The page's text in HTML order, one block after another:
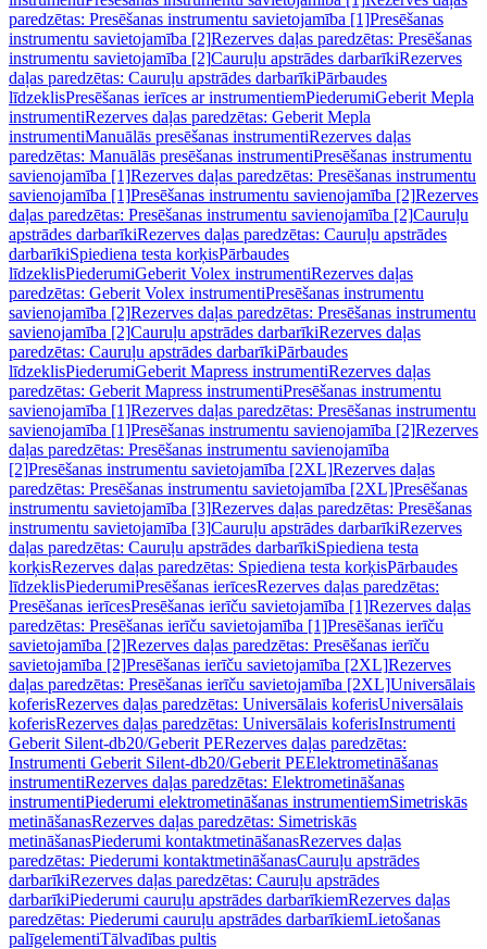
paredzētas: Presēšanas instrumentu savietojamība [1]Presēšanas
instrumentu savietojamība [2]Rezerves daļas paredzētas: Presēšanas
instrumentu savietojamība [2]Cauruļu apstrādes darbarīkiRezerves
daļas paredzētas: Cauruļu apstrādes darbarīkiPārbaudes
līdzeklisPresēšanas ierīces ar instrumentiemPiederumiGeberit Mepla
instrumentiRezerves daļas paredzētas: Geberit Mepla
instrumentiManuālās presēšanas instrumentiRezerves daļas
paredzētas: Manuālās presēšanas instrumentiPresēšanas instrumentu
savienojamība [1]Rezerves daļas paredzētas: Presēšanas instrumentu
savienojamība [1]Presēšanas instrumentu savienojamība [2]Rezerves
daļas paredzētas: Presēšanas instrumentu savienojamība [2]Cauruļu
apstrādes darbarīkiRezerves daļas paredzētas: Cauruļu apstrādes
darbarīkiSpiediena testa korķisPārbaudes
līdzeklisPiederumiGeberit Volex instrumentiRezerves daļas
paredzētas: Geberit Volex instrumentiPresēšanas instrumentu
savienojamība [2]Rezerves daļas paredzētas: Presēšanas instrumentu
savienojamība [2]Cauruļu apstrādes darbarīkiRezerves daļas
paredzētas: Cauruļu apstrādes darbarīkiPārbaudes
līdzeklisPiederumiGeberit Mapress instrumentiRezerves daļas
paredzētas: Geberit Mapress instrumentiPresēšanas instrumentu
savienojamība [1]Rezerves daļas paredzētas: Presēšanas instrumentu
savienojamība [1]Presēšanas instrumentu savienojamība [2]Rezerves
daļas paredzētas: Presēšanas instrumentu savienojamība
[2]Presēšanas instrumentu savietojamība [2XL]Rezerves daļas
paredzētas: Presēšanas instrumentu savietojamība [2XL]Presēšanas
instrumentu savietojamība [3]Rezerves daļas paredzētas: Presēšanas
instrumentu savietojamība [3]Cauruļu apstrādes darbarīkiRezerves
daļas paredzētas: Cauruļu apstrādes darbarīkiSpiediena testa
korķisRezerves daļas paredzētas: Spiediena testa korķisPārbaudes
līdzeklisPiederumiPresēšanas ierīcesRezerves daļas paredzētas:
Presēšanas ierīcesPresēšanas ierīču savietojamība [1]Rezerves daļas
paredzētas: Presēšanas ierīču savietojamība [1]Presēšanas ierīču
savietojamība [2]Rezerves daļas paredzētas: Presēšanas ierīču
savietojamība [2]Presēšanas ierīču savietojamība [2XL]Rezerves
daļas paredzētas: Presēšanas ierīču savietojamība [2XL]Universālais
koferisRezerves daļas paredzētas: Universālais koferisUniversālais
koferisRezerves daļas paredzētas: Universālais koferisInstrumenti
Geberit Silent-db20/Geberit PERezerves daļas paredzētas:
Instrumenti Geberit Silent-db20/Geberit PEElektrometināšanas
instrumentiRezerves daļas paredzētas: Elektrometināšanas
instrumentiPiederumi elektrometināšanas instrumentiemSimetriskās
metināšanasRezerves daļas paredzētas: Simetriskās
metināšanasPiederumi kontaktmetināšanasRezerves daļas
paredzētas: Piederumi kontaktmetināšanasCauruļu apstrādes
darbarīkiRezerves daļas paredzētas: Cauruļu apstrādes
darbarīkiPiederumi cauruļu apstrādes darbarīkiemRezerves daļas
paredzētas: Piederumi cauruļu apstrādes darbarīkiemLietošanas
palīgelementiTālvadības pultis